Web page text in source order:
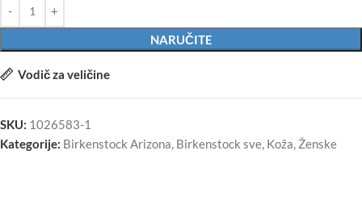
NARUČITE
Vodič za veličine
SKU: 1026583-1
Kategorije: Birkenstock Arizona, Birkenstock sve, Koža, Ženske